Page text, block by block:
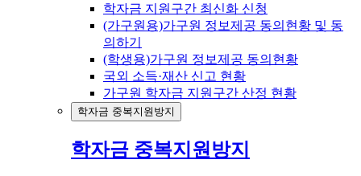
학자금 지원구간 최신화 신청
(가구원용)가구원 정보제공 동의현황 및 동
의하기
(학생용)가구원 정보제공 동의현황
국외 소득·재산 신고 현황
가구원 학자금 지원구간 산정 현황
학자금 중복지원방지
학자금 중복지원방지